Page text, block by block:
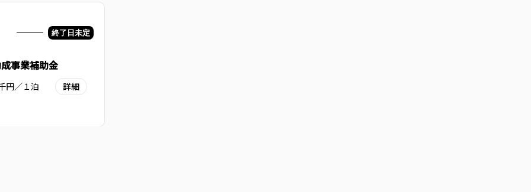
終了日未定
事業補助金
円／１泊 詳細